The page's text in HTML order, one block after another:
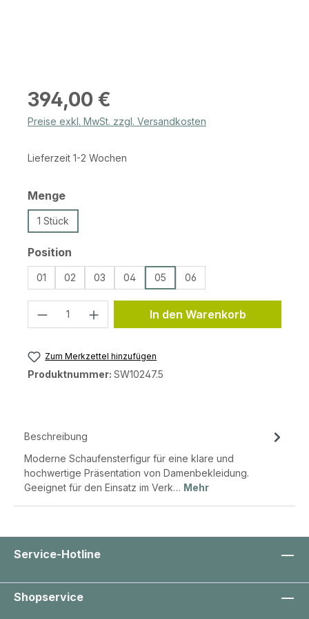
Regulärer Preis:
394,00 €
Preise exkl. MwSt. zzgl. Versandkosten
Lieferzeit 1-2 Wochen
Mengeauswählen
1 Stück
Position
01 02 03 04 05 06
Produkt Anzahl: Gib den
In den Warenkorb
Zum Merkzettel hinzufügen
Produktnummer: SW10247.5
Beschreibung
Moderne Schaufensterfigur für eine klare und
hochwertige Präsentation von Damenbekleidung.
Geeignet für den Einsatz im Verk… Mehr
Service-Hotline
Shopservice